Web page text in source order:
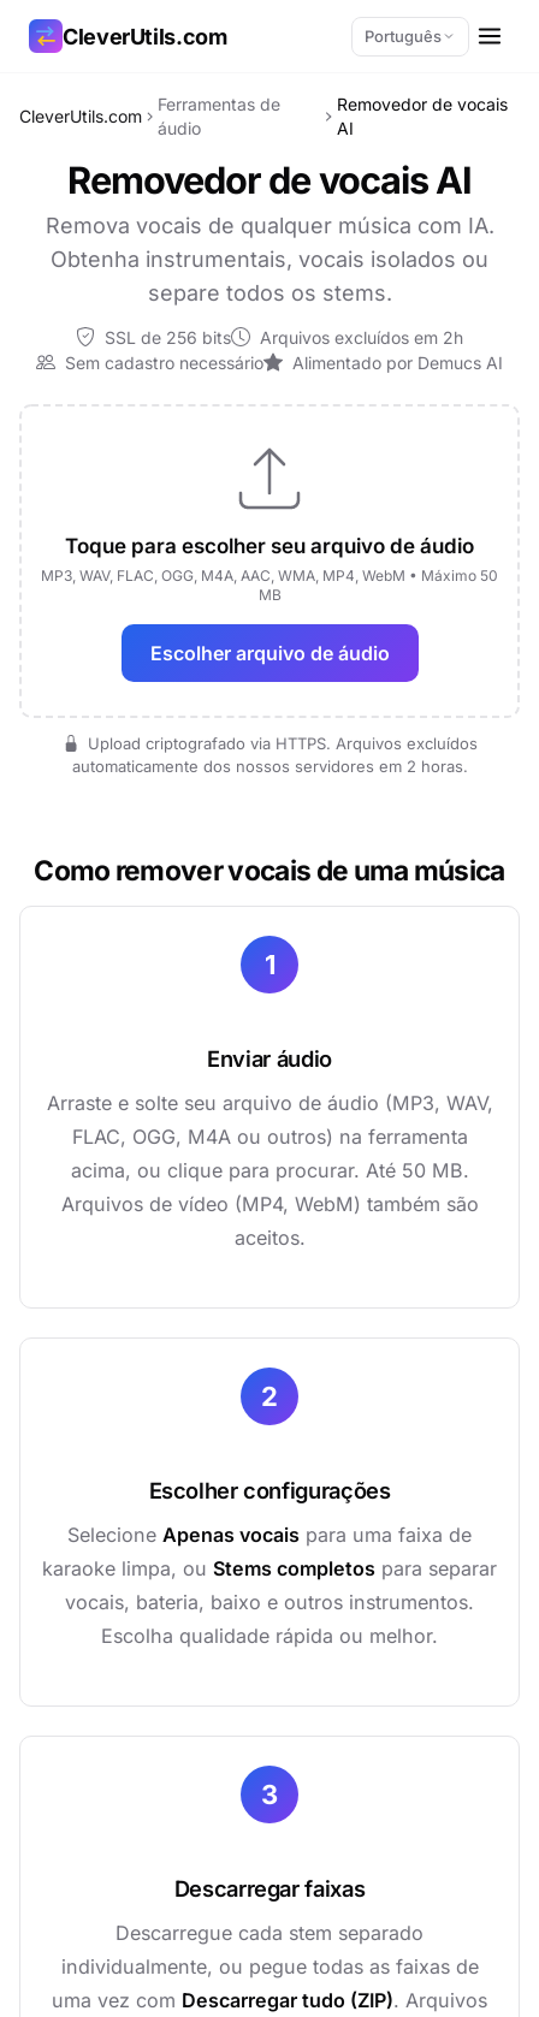
CleverUtils.com Português
CleverUtils.com
Ferramentas de
áudio
Removedor de vocais
AI
Removedor de vocais AI
Remova vocais de qualquer música com IA.
Obtenha instrumentais, vocais isolados ou
separe todos os stems.
SSL de 256 bits
Arquivos excluídos em 2h
Sem cadastro necessário
Alimentado por Demucs AI
Toque para escolher seu arquivo de áudio
MP3, WAV, FLAC, OGG, M4A, AAC, WMA, MP4, WebM • Máximo 50
MB
Escolher arquivo de áudio
Upload criptografado via HTTPS. Arquivos excluídos
automaticamente dos nossos servidores em 2 horas.
Como remover vocais de uma música
1
Enviar áudio
Arraste e solte seu arquivo de áudio (MP3, WAV,
FLAC, OGG, M4A ou outros) na ferramenta
acima, ou clique para procurar. Até 50 MB.
Arquivos de vídeo (MP4, WebM) também são
aceitos.
2
Escolher configurações
Selecione Apenas vocais para uma faixa de
karaoke limpa, ou Stems completos para separar
vocais, bateria, baixo e outros instrumentos.
Escolha qualidade rápida ou melhor.
3
Descarregar faixas
Descarregue cada stem separado
individualmente, ou pegue todas as faixas de
uma vez com Descarregar tudo (ZIP). Arquivos
Copiar link
E-mail